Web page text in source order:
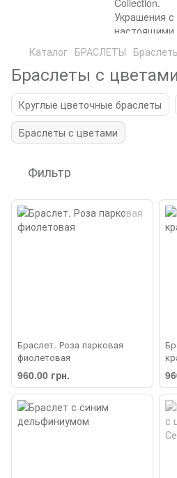
Каталог БРАСЛЕТЫ
Браслеты с
Круглые цветочные браслеты
Браслеты с цветами
Фильтр
Браслет. Роза парковая
фиолетовая
960.00 грн.